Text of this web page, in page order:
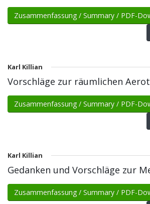
Zusammenfassung / Summary / PDF-
Karl Killian
Vorschläge zur räumlichen
Zusammenfassung / Summary / PDF-
Karl Killian
Gedanken und Vorschläge zur
Zusammenfassung / Summary / PDF-